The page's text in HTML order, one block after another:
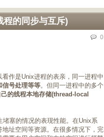
的同步与互斥)
0
作是Unix进程的表亲，同一进程中
信号处理等等。但同一进程中的多个
的线程本地存储(thread-local
塞的情况的表现性能。在Unix系
址空间等资源。在很多情况下，完